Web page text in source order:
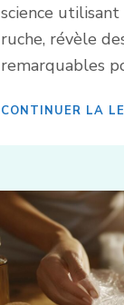
science
ruche, révèle
remarquables
CONTINUER LA